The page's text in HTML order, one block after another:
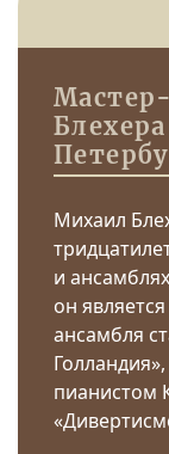
Михаил
и
он
ансамбля
пианистом